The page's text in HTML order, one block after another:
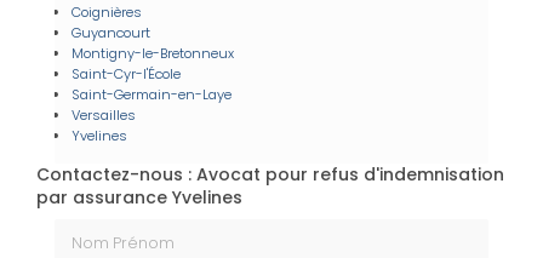
Coignières
Guyancourt
Montigny-le-Bretonneux
Saint-Cyr-l'École
Saint-Germain-en-Laye
Versailles
Yvelines
Contactez-nous : Avocat pour refus d'indemnisation
par assurance Yvelines